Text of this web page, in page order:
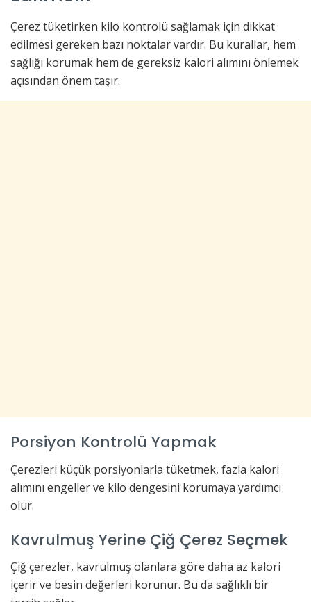
Çerez tüketirken kilo kontrolü sağlamak için dikkat
edilmesi gereken bazı noktalar vardır. Bu kurallar, hem
sağlığı korumak hem de gereksiz kalori alımını önlemek
açısından önem taşır.
Porsiyon Kontrolü Yapmak
Çerezleri küçük porsiyonlarla tüketmek, fazla kalori
alımını engeller ve kilo dengesini korumaya yardımcı
olur.
Kavrulmuş Yerine Çiğ Çerez Seçmek
Çiğ çerezler, kavrulmuş olanlara göre daha az kalori
içerir ve besin değerleri korunur. Bu da sağlıklı bir